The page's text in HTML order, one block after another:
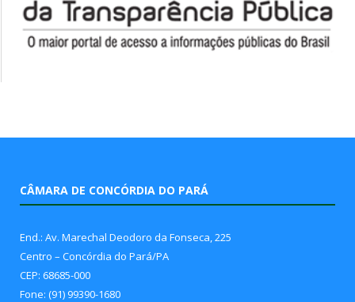
CÂMARA DE CONCÓRDIA DO PARÁ
End.: Av. Marechal Deodoro da Fonseca, 225
Centro – Concórdia do Pará/PA
CEP: 68685-000
Fone: (91) 99390-1680